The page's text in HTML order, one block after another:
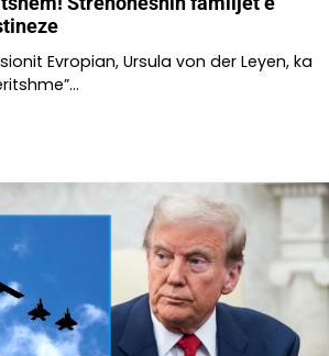
Evropian, Ursula von der Leyen, ka